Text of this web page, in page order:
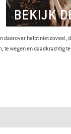
helpt niet zoveel,
te wegen en daadkrachtig